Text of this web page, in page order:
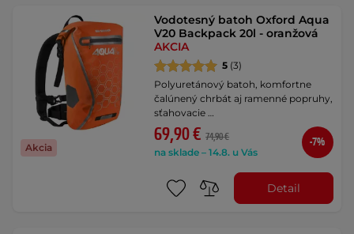
Akcia
Vodotesný batoh Oxford Aqua
V20 Backpack 20l - oranžová
AKCIA
5 (3)
Polyuretánový batoh, komfortne
čalúnený chrbát aj ramenné popruhy,
sťahovacie …
69,90 € 74,90 €
na sklade – 14.8. u Vás
-7%
Detail